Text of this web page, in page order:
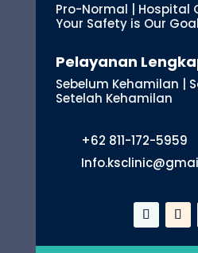
Pro-Normal | Hospital
Your Safety is Our Goal
Pelayanan
Sebelum Kehamilan |
Setelah Kehamilan
+62 811-172-5959